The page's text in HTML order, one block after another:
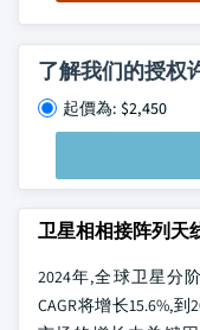
了解我们的授权
起價為: $2,450
卫星相相接阵列天
2024年,全球卫星分
CAGR将增长15.6%,